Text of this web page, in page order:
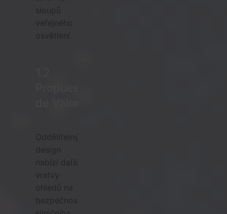
sloupů
veřejného
osvětlení.
Oddělitelný
design
nabízí další
vrstvy
ohledů na
bezpečnost